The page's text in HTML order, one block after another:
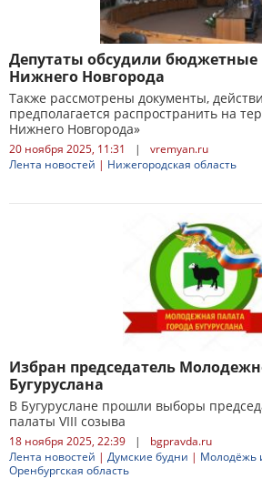
Депутаты обсудили бюджетные
Нижнего Новгорода
Также рассмотрены документы,
предполагается распространить на
Нижнего Новгорода»
20 ноября 2025, 11:31 |
vremyan.ru
Лента новостей | Нижегородская область
Избран председатель
Бугуруслана
В Бугуруслане прошли выборы
палаты VIII созыва
18 ноября 2025, 22:39 |
bgpravda.ru
Лента новостей | Думские будни | Молодёжь
Оренбургская область